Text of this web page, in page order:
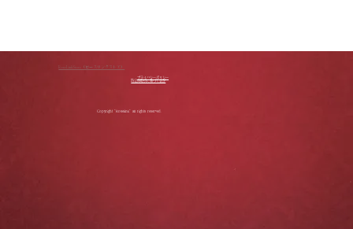
RoseLinkStore（ローズリンクストア）
プライバシーポリシー
特定商取引に基づく表記
Copyright "Roselink" all rights reserved.